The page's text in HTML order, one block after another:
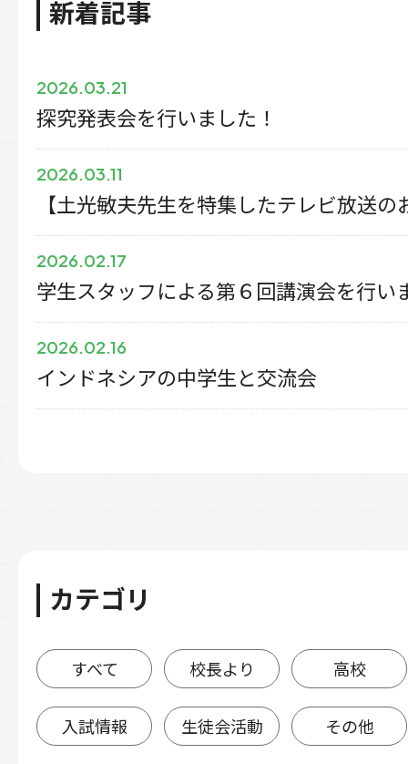
新着記事
2026.03.21
探究発表会を行いました！
2026.03.11
【土光敏夫先生を特集したテレビ放送の
2026.02.17
学生スタッフによる第６回講演会を行い
2026.02.16
インドネシアの中学生と交流会
カテゴリ
すべて 校長より 高校
入試情報 生徒会活動 その他